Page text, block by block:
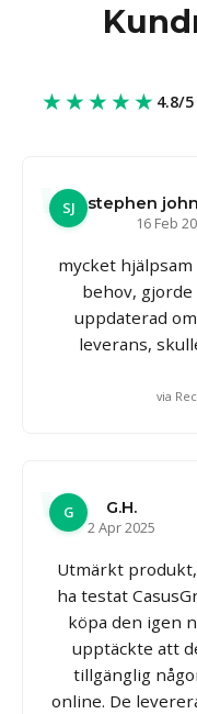
★★★★★ 4.8/5
SJ
stephen
16 Feb
mycket
behov,
uppdaterad
leverans,
via
G
G.H.
2 Apr 2025
Utmärkt
ha testat
köpa den igen
upptäckte att
tillgänglig
online. De